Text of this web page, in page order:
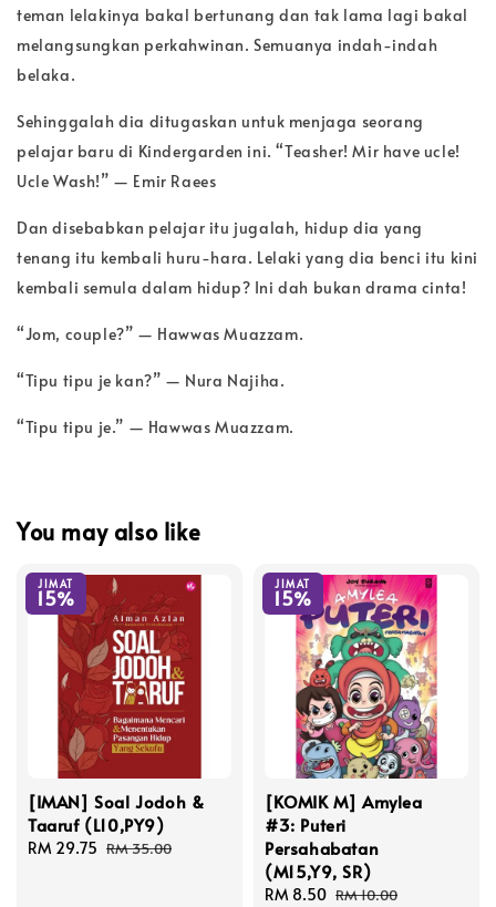
teman lelakinya bakal bertunang dan tak lama lagi bakal
melangsungkan perkahwinan. Semuanya indah-indah
belaka.
Sehinggalah dia ditugaskan untuk menjaga seorang
pelajar baru di Kindergarden ini. “Teasher! Mir have ucle!
Ucle Wash!” — Emir Raees
Dan disebabkan pelajar itu jugalah, hidup dia yang
tenang itu kembali huru-hara. Lelaki yang dia benci itu kini
kembali semula dalam hidup? Ini dah bukan drama cinta!
“Jom, couple?” — Hawwas Muazzam.
“Tipu tipu je kan?” — Nura Najiha.
“Tipu tipu je.” — Hawwas Muazzam.
You may also like
JIMAT
15%
[IMAN] Soal Jodoh &
Taaruf (L10,PY9)
Sale
RM 29.75 Regular
RM 35.00
JIMAT
15%
[KOMIK M] Amylea
#3: Puteri
Persahabatan
(M15,Y9, SR)
Sale
RM 8.50 Regular
RM 10.00